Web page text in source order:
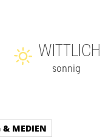
WITTLICH
sonnig
& MEDIEN